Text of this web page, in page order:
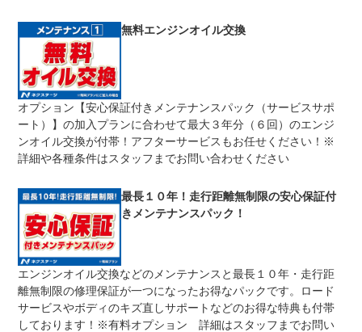
修理回数 無制限
上限金額
車両本体価格
期間中は何度でも修理可能！修理金額は車両本体価格の１
００％までしっかり保証します。車両本体価格５０万円以
下の場合は５０万円まで保証します。
免責金
無し
保証修理の対象となる場合は、お客様の費用負担は一切ご
ざいません。
保証修理
全国のネクステージで受付可能！ご遠方でネクステージに
は、スタッフまでお気軽にお尋ねください。
法定整備
整備付 法定12ヶ月または法定24ヶ月点検整備付
※車検なし・車検整備付の場合は法定24ヶ月点検整備付
※商用車は6ヶ月または12ヶ月点検整備付
法定整備
について
１．契約後～納車までに法定点検を実施致します。 ２．
支払総額に整備代金を含んでおります。 ３．点検記録簿
が発行されます。
無料エンジンオイル交換
オプション【安心保証付きメンテナンスパック（サービスサポ
ート）】の加入プランに合わせて最大３年分（６回）のエンジ
ンオイル交換が付帯！アフターサービスもお任せください！※
詳細や各種条件はスタッフまでお問い合わせください
最長１０年！走行距離無制限の安心保証付
きメンテナンスパック！
エンジンオイル交換などのメンテナンスと最長１０年・走行距
離無制限の修理保証が一つになったお得なパックです。ロード
サービスやボディのキズ直しサポートなどのお得な特典も付帯
しております！※有料オプション 詳細はスタッフまでお問い